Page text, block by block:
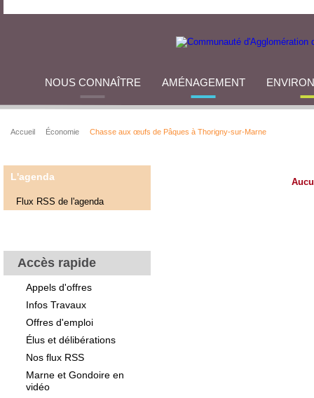
NOUS CONNAÎTRE AMÉNAGEMENT
Accueil Économie Chasse aux œufs de Pâques à Thorigny-sur-Marne
L'agenda
Flux RSS de l'agenda
Accès rapide
Appels d'offres
Infos Travaux
Offres d'emploi
Élus et délibérations
Nos flux RSS
Marne et Gondoire en
vidéo